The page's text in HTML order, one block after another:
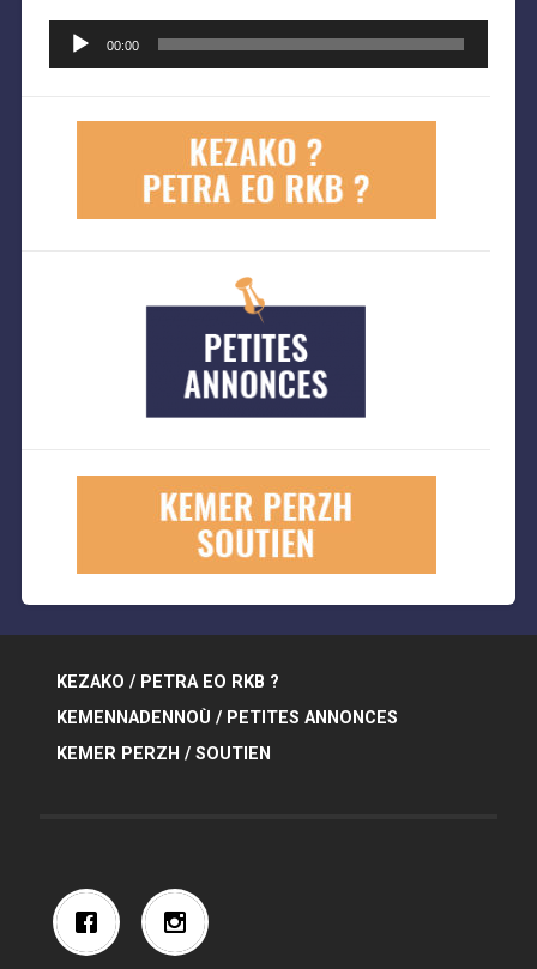
audio
00:00
KEZAKO / PETRA EO RKB ?
KEMENNADENNOÙ / PETITES ANNONCES
KEMER PERZH / SOUTIEN